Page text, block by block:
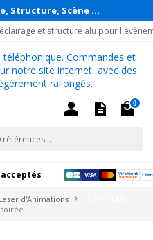
Structure, Scène ...
et structure alu pour
Commandes et
notre site internet, avec des
rallongés.
0
Laser d'Animations
soirée